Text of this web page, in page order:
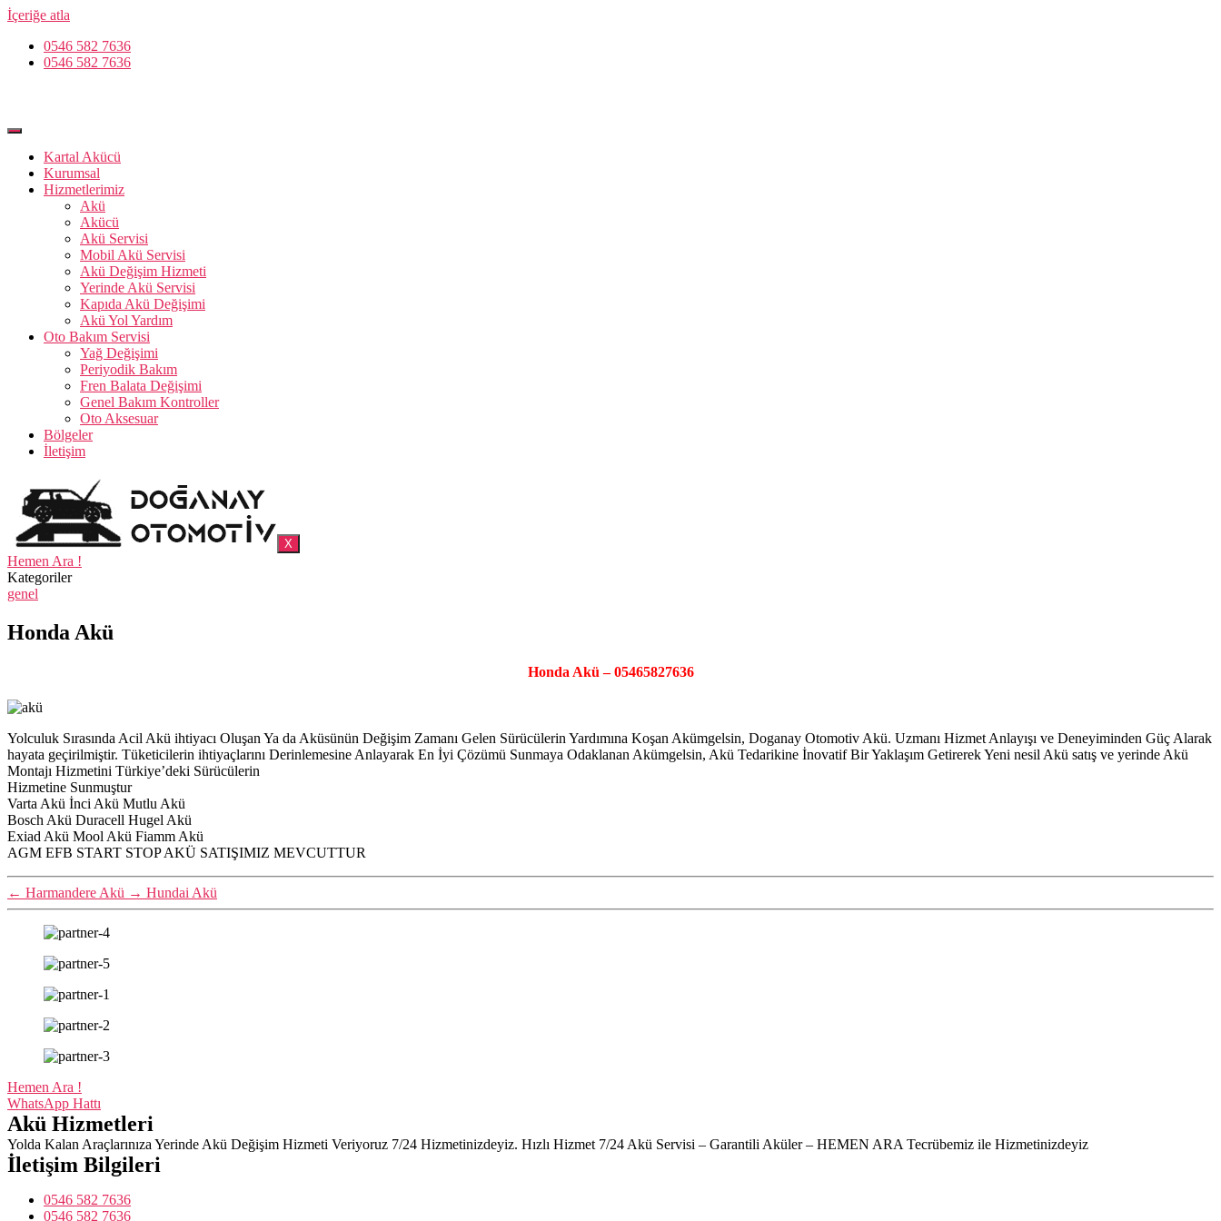
İçeriğe atla
0546 582 7636
0546 582 7636
Kartal Akücü
Kurumsal
Hizmetlerimiz
Akü
Akücü
Akü Servisi
Mobil Akü Servisi
Akü Değişim Hizmeti
Yerinde Akü Servisi
Kapıda Akü Değişimi
Akü Yol Yardım
Oto Bakım Servisi
Yağ Değişimi
Periyodik Bakım
Fren Balata Değişimi
Genel Bakım Kontroller
Oto Aksesuar
Bölgeler
İletişim
X
Hemen Ara !
Kategoriler
genel
Honda Akü
Honda Akü – 05465827636
Yolculuk Sırasında Acil Akü ihtiyacı Oluşan Ya da Aküsünün Değişim Zamanı Gelen Sürücülerin Yardımına Koşan Akümgelsin, Doganay Otomotiv Akü. Uzmanı Hizmet Anlayışı ve Deneyiminden Güç Alarak
hayata geçirilmiştir. Tüketicilerin ihtiyaçlarını Derinlemesine Anlayarak En İyi Çözümü Sunmaya Odaklanan Akümgelsin, Akü Tedarikine İnovatif Bir Yaklaşım Getirerek Yeni nesil Akü satış ve yerinde Akü
Montajı Hizmetini Türkiye’deki Sürücülerin
Hizmetine Sunmuştur
Varta Akü İnci Akü Mutlu Akü
Bosch Akü Duracell Hugel Akü
Exiad Akü Mool Akü Fiamm Akü
AGM EFB START STOP AKÜ SATIŞIMIZ MEVCUTTUR
← Harmandere Akü → Hundai Akü
Hemen Ara !
WhatsApp Hattı
Akü Hizmetleri
Yolda Kalan Araçlarınıza Yerinde Akü Değişim Hizmeti Veriyoruz 7/24 Hizmetinizdeyiz. Hızlı Hizmet 7/24 Akü Servisi – Garantili Aküler – HEMEN ARA Tecrübemiz ile Hizmetinizdeyiz
İletişim Bilgileri
0546 582 7636
0546 582 7636